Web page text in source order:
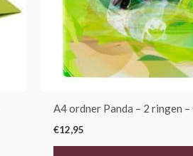
A4 ordner Panda – 2 ringen –
€12,95